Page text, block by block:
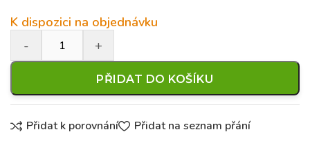
K dispozici na objednávku
PŘIDAT DO KOŠÍKU
Přidat k porovnání Přidat na seznam přání